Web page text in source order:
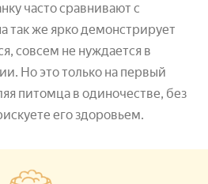
часто сравнивают с
так же ярко демонстрирует
совсем не нуждается в
Но это только на первый
питомца в одиночестве, без
его здоровьем.